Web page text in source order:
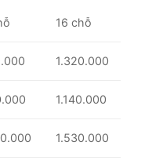
tránh các bất trắc
đi Thanh Hóa của
Bài đi Thanh
được những lợi
mang đến sự hài
của mình: